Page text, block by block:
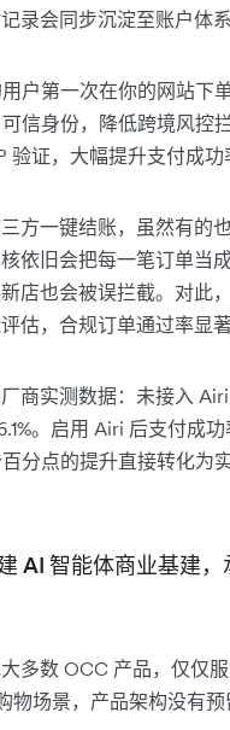
录会同步沉淀至账户体系
户第一次在你的网站下
信身份，降低跨境风控
验证，大幅提升支付成功
方一键结账，虽然有的
依旧会把每一笔订单当
店也会被误拦截。对此
估，合规订单通过率显著
商实测数据：未接入
。启用 Airi 后支付成
百分点的提升直接转化为
AI 智能体商业基建，
多数 OCC 产品，仅仅
物场景，产品架构没有